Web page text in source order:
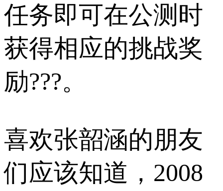
任务即可在公测时
获得相应的挑战奖
励???。
喜欢张韶涵的朋友
们应该知道，2008